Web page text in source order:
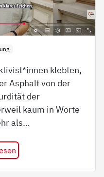
klebten,
Asphalt von der
der
kaum in Worte
als…